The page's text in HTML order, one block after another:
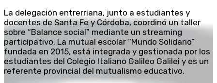
La delegación entrerriana, junto a estudiantes y
docentes de Santa Fe y Córdoba, coordinó un taller
sobre “Balance social” mediante un streaming
participativo. La mutual escolar “Mundo Solidario”
fundada en 2015, está integrada y gestionada por los
estudiantes del Colegio Italiano Galileo Galilei y es un
referente provincial del mutualismo educativo.